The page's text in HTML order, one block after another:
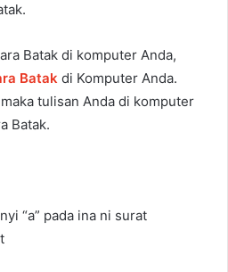
Batak di komputer Anda,
Batak di Komputer Anda.
tulisan Anda di komputer
Batak.
“a” pada ina ni surat